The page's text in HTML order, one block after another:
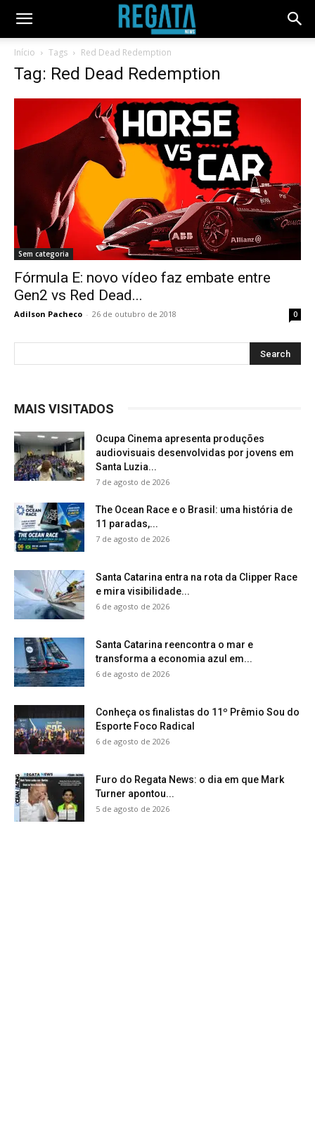
Início Tags Red Dead Redemption
Tag: Red Dead Redemption
Sem categoria
Fórmula E: novo vídeo faz embate entre
Gen2 vs Red Dead...
Adilson Pacheco - 26 de outubro de 2018 0
MAIS VISITADOS
Ocupa Cinema apresenta produções
audiovisuais desenvolvidas por jovens em
Santa Luzia...
7 de agosto de 2026
The Ocean Race e o Brasil: uma história de
11 paradas,...
7 de agosto de 2026
Santa Catarina entra na rota da Clipper Race
e mira visibilidade...
6 de agosto de 2026
Santa Catarina reencontra o mar e
transforma a economia azul em...
6 de agosto de 2026
Conheça os finalistas do 11º Prêmio Sou do
Esporte Foco Radical
6 de agosto de 2026
Furo do Regata News: o dia em que Mark
Turner apontou...
5 de agosto de 2026